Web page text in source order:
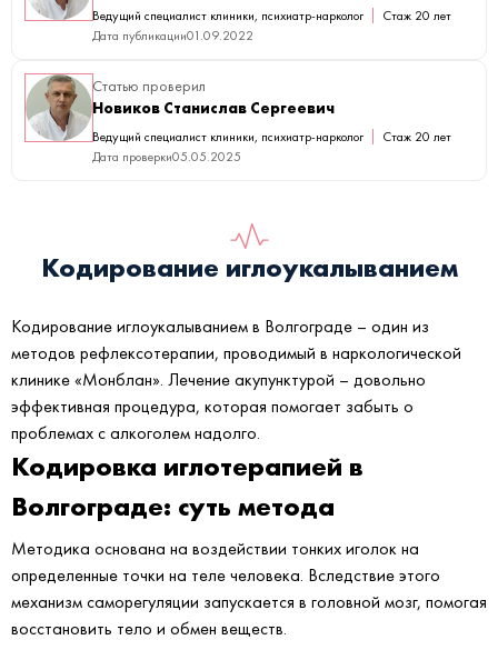
Ведущий специалист клиники, психиатр-нарколог
Стаж 20 лет
Дата публикации01.09.2022
Статью проверил
Новиков Станислав Сергеевич
Ведущий специалист клиники, психиатр-нарколог
Стаж 20 лет
Дата проверки05.05.2025
Кодирование иглоукалыванием
Кодирование иглоукалыванием в Волгограде – один из
методов рефлексотерапии, проводимый в наркологической
клинике «Монблан». Лечение акупунктурой – довольно
эффективная процедура, которая помогает забыть о
проблемах с алкоголем надолго.
Кодировка иглотерапией в
Волгограде: суть метода
Методика основана на воздействии тонких иголок на
определенные точки на теле человека. Вследствие этого
механизм саморегуляции запускается в головной мозг, помогая
восстановить тело и обмен веществ.